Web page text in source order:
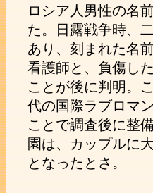
ロシア人男性の名
た。日露戦争時、
あり、刻まれた名
看護師と、負傷し
ことが後に判明。
代の国際ラブロマ
ことで調査後に整
園は、カップルに
となったとさ。